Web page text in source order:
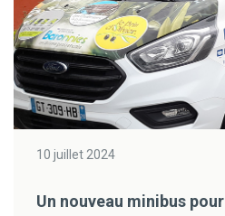
10 juillet 2024
Un nouveau minibus